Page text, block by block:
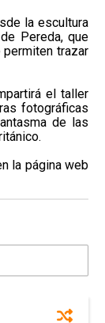
la escultura
Pereda, que
trazar
el taller
fotográficas
de las
la página web